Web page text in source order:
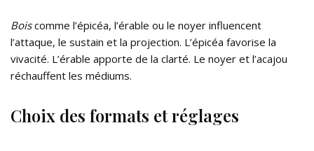
Boiscomme l’épicéa, l’érable ou le noyer influencent
l’attaque, le sustain et la projection. L’épicéa favorise la
vivacité. L’érable apporte de la clarté. Le noyer et l’acajou
réchauffent les médiums.
Choix des formats et réglages